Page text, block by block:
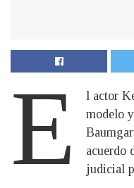
E
l actor
modelo
acuerdo
judicial